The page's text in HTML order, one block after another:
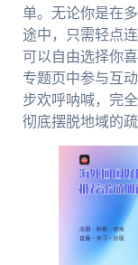
单。无论你是在
途中，只需轻点
可以自由选择你
专题页中参与互
步欢呼呐喊，完
彻底摆脱地域的疏